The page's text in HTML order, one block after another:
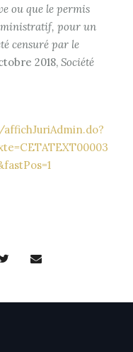
ou que le permis
pour un
censuré par le
2018, Société